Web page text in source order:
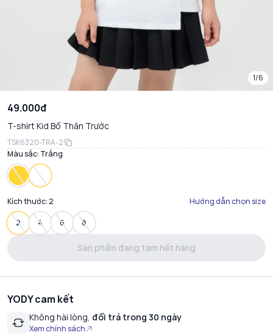
1/6
49.000đ
T-shirt Kid Bổ Thân Trước
TSK6320-TRA-2
Màu sắc: Trắng
Kích thước:2 Hướng dẫn chọn size
2 4 6 8
Sản phẩm đang tạm hết hàng
YODY cam kết
Không hài lòng, đổi trả trong 30 ngày
Xem chính sách